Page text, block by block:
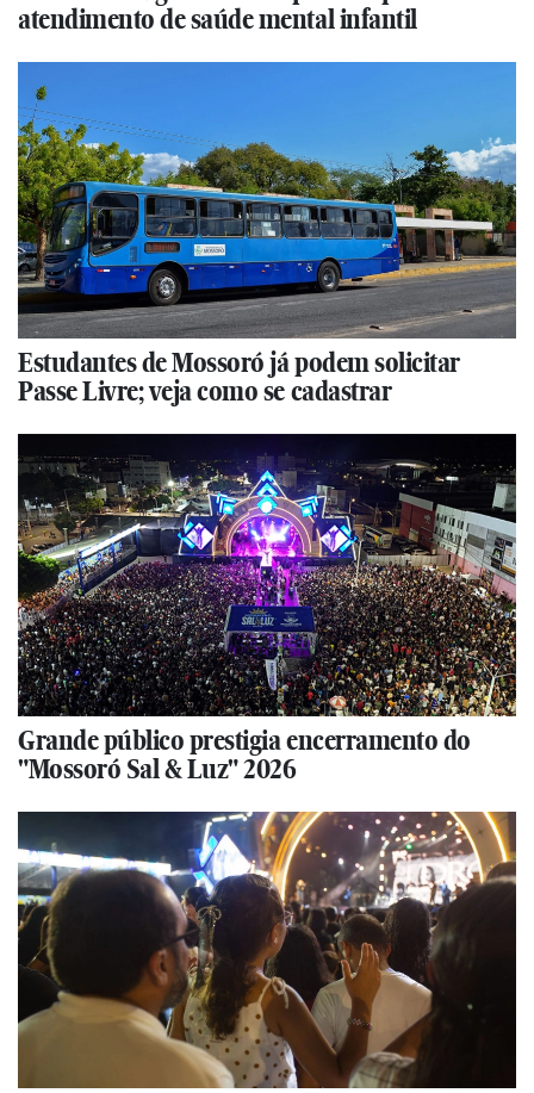
atendimento de saúde mental infantil
Estudantes de Mossoró já podem solicitar
Passe Livre; veja como se cadastrar
Grande público prestigia encerramento do
"Mossoró Sal & Luz" 2026